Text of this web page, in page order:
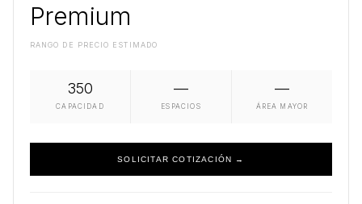
Premium
RANGO DE PRECIO ESTIMADO
350
CAPACIDAD
—
ESPACIOS
—
ÁREA MAYOR
SOLICITAR COTIZACIÓN →